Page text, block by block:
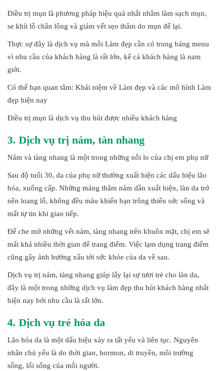
Điều trị mụn là phương pháp hiệu quả nhất nhằm làm sạch mụn,
se khít lỗ chân lông và giảm vết sẹo thâm do mụn để lại.
Thực sự đây là dịch vụ mà mỗi Làm đẹp cần có trong bảng menu
vì nhu cầu của khách hàng là rất lớn, kể cả khách hàng là nam
giới.
Có thể bạn quan tâm: Khái niệm về Làm đẹp và các mô hình Làm
đẹp hiện nay
Điều trị mụn là dịch vụ thu hút được nhiều khách hàng
3. Dịch vụ trị nám, tàn nhang
Nám và tàng nhang là một trong những nỗi lo của chị em phụ nữ
Sau độ tuổi 30, da của phụ nữ thường xuất hiện các dấu hiệu lão
hóa, xuống cấp. Những mảng thâm nám dần xuất hiện, làn da trở
nên loang lỗ, không đều màu khiến bạn trông thiếu sức sống và
mất tự tin khi giao tiếp.
Để che mờ những vết nám, tàng nhang trên khuôn mặt, chị em sẽ
mất khá nhiều thời gian để trang điểm. Việc lạm dụng trang điểm
cũng gây ảnh hưởng xấu tới sức khỏe của da về sau.
Dịch vụ trị nám, tàng nhang giúp lấy lại sự tươi trẻ cho làn da,
đây là một trong những dịch vụ làm đẹp thu hút khách hàng nhất
hiện nay bởi nhu cầu là rất lớn.
4. Dịch vụ trẻ hóa da
Lão hóa da là một dấu hiệu xảy ra tất yếu và liên tục. Nguyên
nhân chủ yếu là do thời gian, hormon, di truyền, môi trường
sống, lối sống của mỗi người.